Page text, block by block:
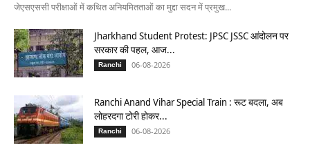
जेएसएससी परीक्षाओं में कथित अनियमितताओं का मुद्दा सदन में प्रमुख...
Jharkhand Student Protest: JPSC JSSC आंदोलन पर
सरकार की पहल, आज...
Ranchi 06-08-2026
Ranchi Anand Vihar Special Train : रूट बदला, अब
लोहरदगा टोरी होकर...
Ranchi 06-08-2026